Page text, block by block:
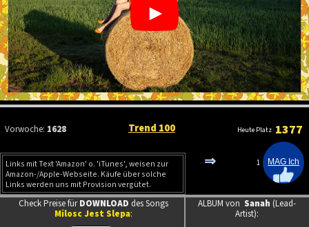
Vorwoche: 1628 Trend 100 Heute Platz 1377
Links mit Text 'Amazon' o. 'iTunes', weisen zur
Amazon-/Apple-Webseite. Käufe über solche
Links werden uns mit Provision vergütet.
⇒ 1
Check Preise fürDOWNLOAD des Songs
Milosc Jest Slepa:
ALBUM von Sanah (Lead-
Artist):